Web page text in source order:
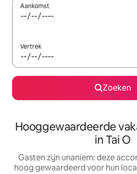
Aankomst
Vertrek
Zoeken
Hooggewaardeerde
in Tai O
Gasten zijn unaniem: deze
hoog gewaardeerd voor hun